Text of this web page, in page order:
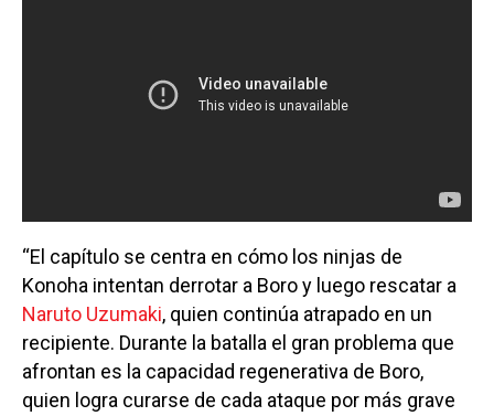
“El capítulo se centra en cómo los ninjas de
Konoha intentan derrotar a Boro y luego rescatar a
Naruto Uzumaki, quien continúa atrapado en un
recipiente. Durante la batalla el gran problema que
afrontan es la capacidad regenerativa de Boro,
quien logra curarse de cada ataque por más grave